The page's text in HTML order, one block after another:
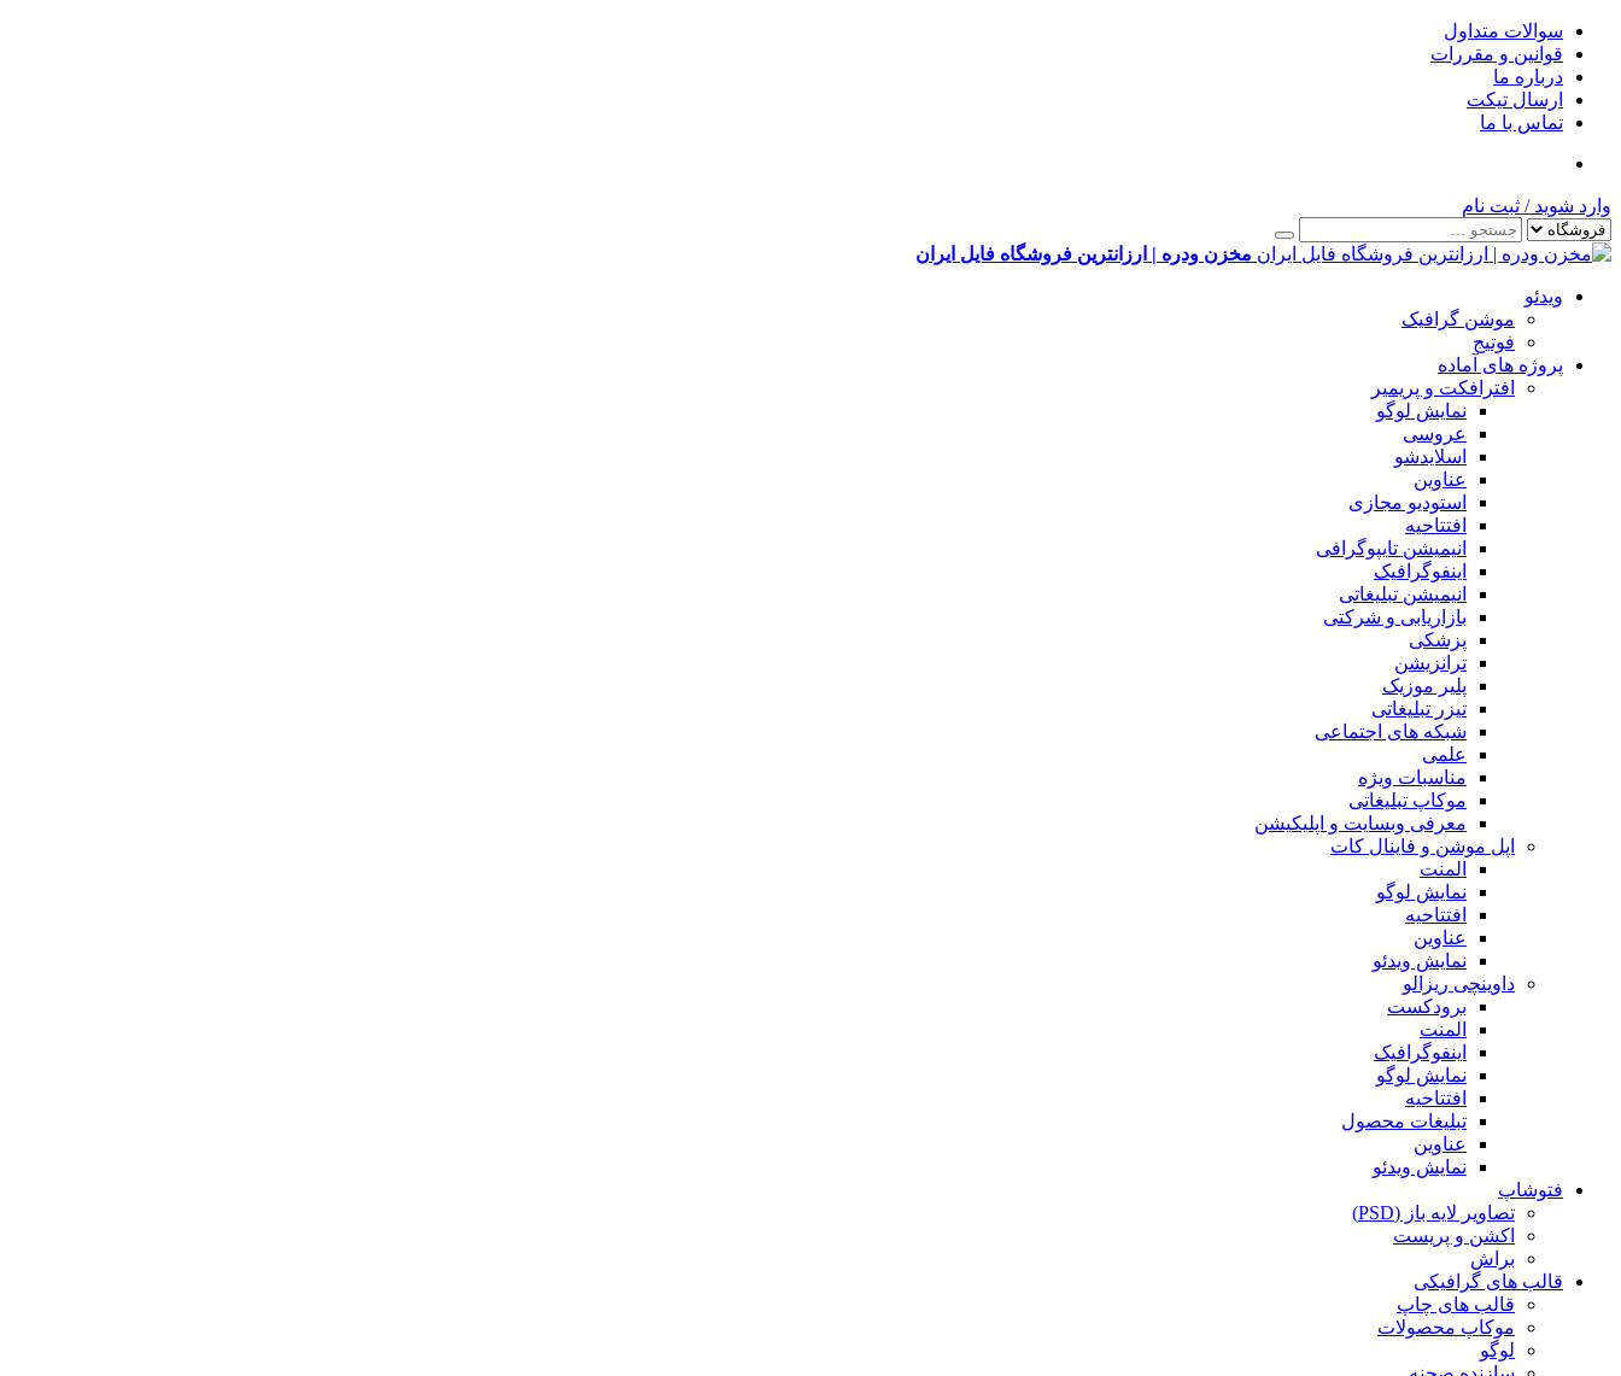
سوالات متداول
قوانین و مقررات
درباره ما
ارسال تیکت
تماس با ما
وارد شوید / ثبت نام
مخزن ودره | ارزانترین فروشگاه فایل ایران
ویدئو
موشن گرافیک
فوتیج
پروژه های آماده
افترافکت و پریمیر
نمایش لوگو
عروسی
اسلایدشو
عناوین
استودیو مجازی
افتتاحیه
انیمیشن تایپوگرافی
اینفوگرافیک
انیمیشن تبلیغاتی
بازاریابی و شرکتی
پزشکی
ترانزیشن
پلیر موزیک
تیزر تبلیغاتی
شبکه های اجتماعی
علمی
مناسبات ویژه
موکاپ تبلیغاتی
معرفی وبسایت و اپلیکیشن
اپل موشن و فاینال کات
المنت
نمایش لوگو
افتتاحیه
عناوین
نمایش ویدئو
داوینچی ریزالو
برودکست
المنت
اینفوگرافیک
نمایش لوگو
افتتاحیه
تبلیغات محصول
عناوین
نمایش ویدئو
فتوشاپ
تصاویر لایه باز (PSD)
اکشن و پریست
براش
قالب های گرافیکی
قالب های چاپ
موکاپ محصولات
لوگو